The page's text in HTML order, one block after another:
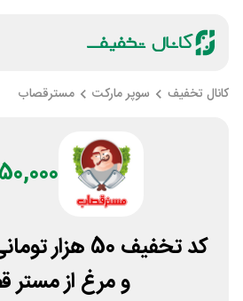
کانال تخفیف سوپر مارکت مسترقصاب
50,000 تومان
کد تخفیف 50
و مرغ از مستر